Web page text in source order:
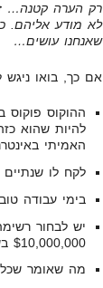
רק הערה קטנה…
לא מודע אליהם.
שאנחנו עושים…
אם כך, בואו
ההוקוס פוקוס
להיות שהוא
האמיתי
לקח לו
בימי עבודה טובים
$10,000,000 בשנה.
מה שאומר שכל